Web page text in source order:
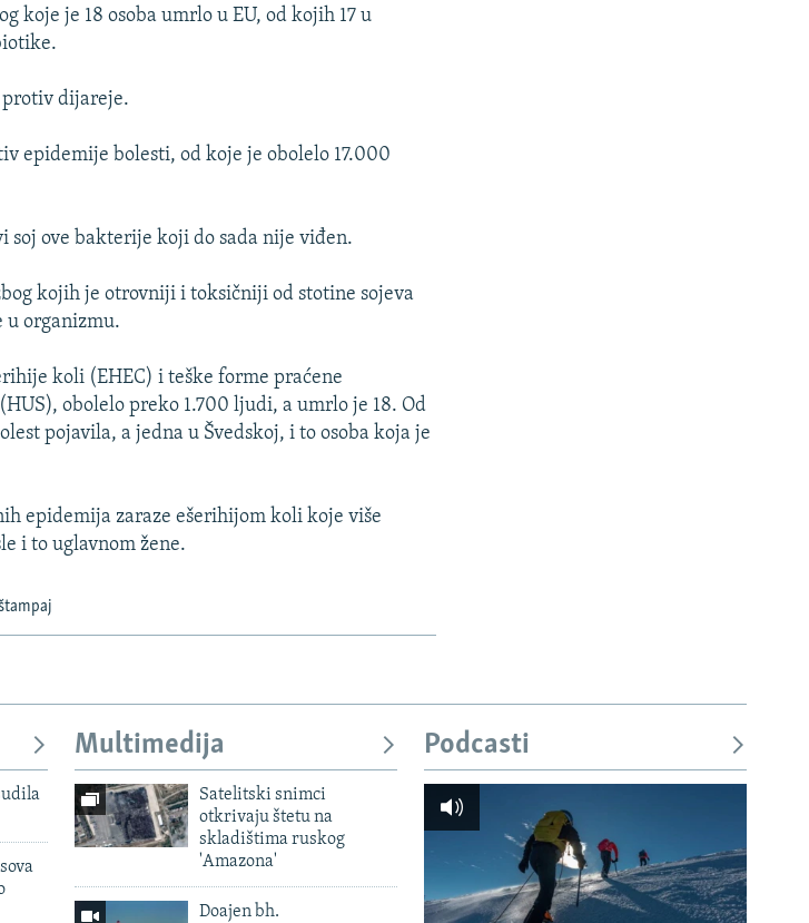
koje je 18 osoba umrlo u EU, od kojih 17 u
protiv dijareje.
epidemije bolesti, od koje je obolelo 17.000
soj ove bakterije koji do sada nije viđen.
kojih je otrovniji i toksičniji od stotine sojeva
u organizmu.
koli (EHEC) i teške forme praćene
obolelo preko 1.700 ljudi, a umrlo je 18. Od
pojavila, a jedna u Švedskoj, i to osoba koja je
epidemija zaraze ešerihijom koli koje više
i to uglavnom žene.
Multimedija
Satelitski snimci
otkrivaju štetu na
skladištima ruskog
'Amazona'
Doajen bh.
Podcasti